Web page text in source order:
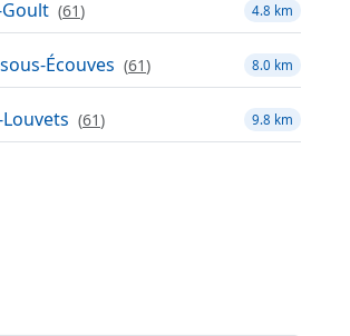
Goult (61) 4.8 km
Écouves (61) 8.0 km
(61) 9.8 km